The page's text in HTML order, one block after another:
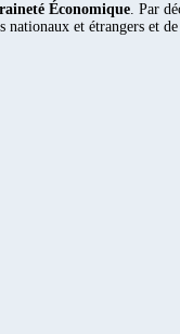
Économique. Par
et étrangers et